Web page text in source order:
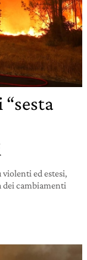
ed estesi,
dei cambiamenti